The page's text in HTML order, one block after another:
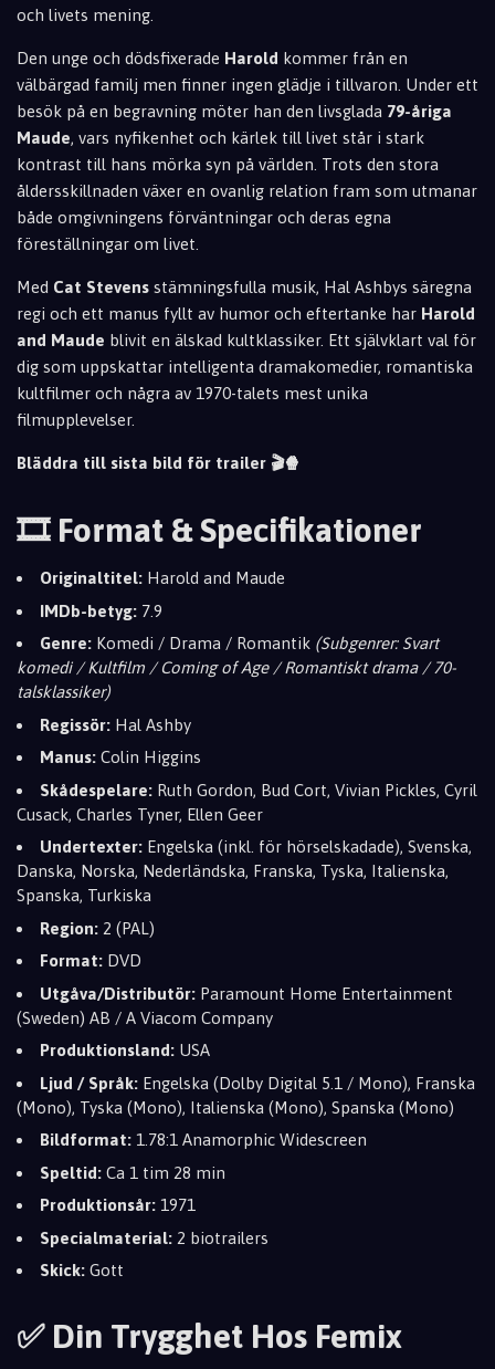
och livets mening.
Den unge och dödsfixerade Harold kommer från en
välbärgad familj men finner ingen glädje i tillvaron. Under ett
besök på en begravning möter han den livsglada 79-åriga
Maude, vars nyfikenhet och kärlek till livet står i stark
kontrast till hans mörka syn på världen. Trots den stora
åldersskillnaden växer en ovanlig relation fram som utmanar
både omgivningens förväntningar och deras egna
föreställningar om livet.
Med Cat Stevens stämningsfulla musik, Hal Ashbys säregna
regi och ett manus fyllt av humor och eftertanke har Harold
and Maude blivit en älskad kultklassiker. Ett självklart val för
dig som uppskattar intelligenta dramakomedier, romantiska
kultfilmer och några av 1970-talets mest unika
filmupplevelser.
Bläddra till sista bild för trailer 🎬🍿
🎞️ Format & Specifikationer
Originaltitel: Harold and Maude
IMDb-betyg: 7.9
Genre: Komedi / Drama / Romantik (Subgenrer: Svart
komedi / Kultfilm / Coming of Age / Romantiskt drama / 70-
talsklassiker)
Regissör: Hal Ashby
Manus: Colin Higgins
Skådespelare: Ruth Gordon, Bud Cort, Vivian Pickles, Cyril
Cusack, Charles Tyner, Ellen Geer
Undertexter: Engelska (inkl. för hörselskadade), Svenska,
Danska, Norska, Nederländska, Franska, Tyska, Italienska,
Spanska, Turkiska
Region: 2 (PAL)
Format: DVD
Utgåva/Distributör: Paramount Home Entertainment
(Sweden) AB / A Viacom Company
Produktionsland: USA
Ljud / Språk: Engelska (Dolby Digital 5.1 / Mono), Franska
(Mono), Tyska (Mono), Italienska (Mono), Spanska (Mono)
Bildformat: 1.78:1 Anamorphic Widescreen
Speltid: Ca 1 tim 28 min
Produktionsår: 1971
Specialmaterial: 2 biotrailers
Skick: Gott
✅ Din Trygghet Hos Femix